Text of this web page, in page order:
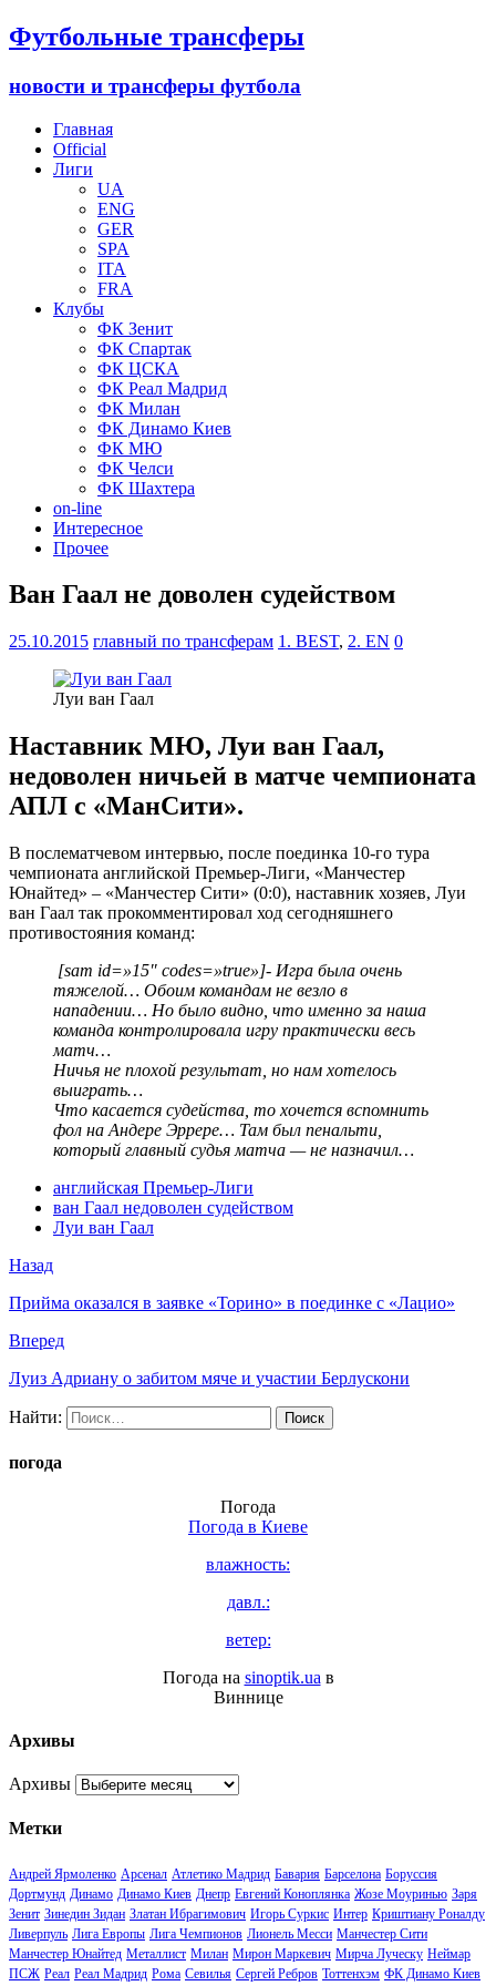
Футбольные трансферы
новости и трансферы футбола
Главная
Official
Лиги
UA
ENG
GER
SPA
ITA
FRA
Клубы
ФК Зенит
ФК Спартак
ФК ЦСКА
ФК Реал Мадрид
ФК Милан
ФК Динамо Киев
ФК МЮ
ФК Челси
ФК Шахтера
on-line
Интересное
Прочее
Ван Гаал не доволен судейством
25.10.2015 главный по трансферам 1. BEST, 2. EN 0
Луи ван Гаал
Наставник МЮ, Луи ван Гаал,
недоволен ничьей в матче чемпионата
АПЛ с «МанСити».
В послематчевом интервью, после поединка 10-го тура
чемпионата английской Премьер-Лиги, «Манчестер
Юнайтед» – «Манчестер Сити» (0:0), наставник хозяев, Луи
ван Гаал так прокомментировал ход сегодняшнего
противостояния команд:
[sam id=»15″ codes=»true»]- Игра была очень
тяжелой… Обоим командам не везло в
нападении… Но было видно, что именно за наша
команда контролировала игру практически весь
матч…
Ничья не плохой результат, но нам хотелось
выиграть…
Что касается судейства, то хочется вспомнить
фол на Андере Эррере… Там был пенальти,
который главный судья матча — не назначил…
английская Премьер-Лиги
ван Гаал недоволен судейством
Луи ван Гаал
Назад
Прийма оказался в заявке «Торино» в поединке с «Лацио»
Вперед
Луиз Адриану о забитом мяче и участии Берлускони
Найти:
погода
Погода
Погода в Киеве
влажность:
давл.:
ветер:
Погода на sinoptik.ua в
Виннице
Архивы
Архивы
Метки
Андрей Ярмоленко Арсенал Атлетико Мадрид Бавария Барселона Боруссия
Дортмунд Динамо Динамо Киев Днепр Евгений Коноплянка Жозе Моуринью Заря
Зенит Зинедин Зидан Златан Ибрагимович Игорь Суркис Интер Криштиану Роналду
Ливерпуль Лига Европы Лига Чемпионов Лионель Месси Манчестер Сити
Манчестер Юнайтед Металлист Милан Мирон Маркевич Мирча Луческу Неймар
ПСЖ Реал Реал Мадрид Рома Севилья Сергей Ребров Тоттенхэм ФК Динамо Киев